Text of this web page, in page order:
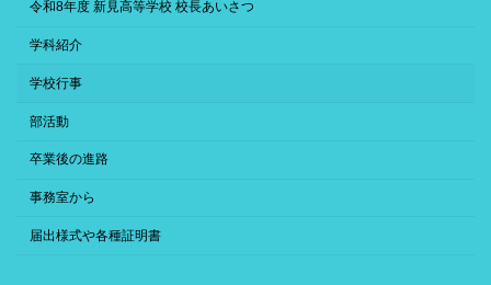
令和8年度 新見高等学校 校長あいさつ
学科紹介
学校行事
部活動
卒業後の進路
事務室から
届出様式や各種証明書